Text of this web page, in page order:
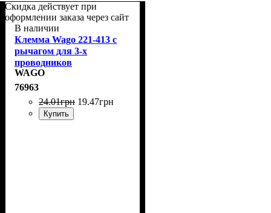
Скидка действует при
оформлении заказа через сайт
В наличии
Клемма Wago 221-413 с
рычагом для 3-х
проводников
WAGO
76963
24.01грн 19.47грн
Купить